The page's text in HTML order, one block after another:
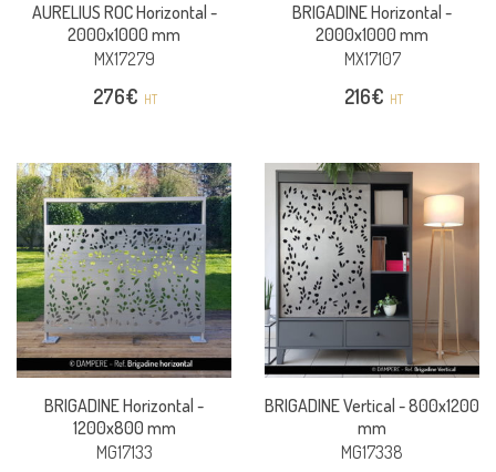
AURELIUS ROC Horizontal -
2000x1000 mm
MX17279
276€ HT
BRIGADINE Horizontal -
2000x1000 mm
MX17107
216€ HT
BRIGADINE Horizontal -
1200x800 mm
MG17133
BRIGADINE Vertical -800x1200
mm
MG17338